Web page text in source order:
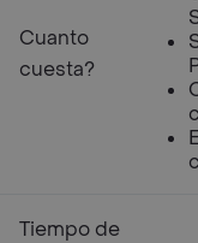
Cuanto
cuesta?
Tiempo de